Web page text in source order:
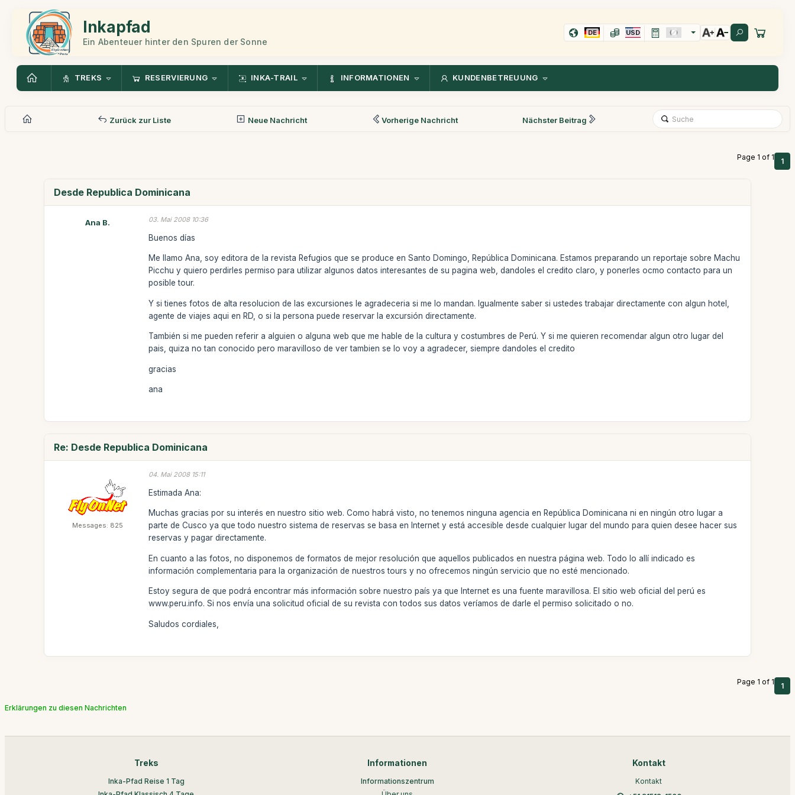
Inkapfad
Ein Abenteuer hinter den Spuren der Sonne
DE USD
TREKS RESERVIERUNG INKA-TRAIL INFORMATIONEN KUNDENBETREUUNG
Zurück zur Liste Neue Nachricht Vorherige Nachricht Nächster Beitrag
Page 1 of 1 1
Desde Republica Dominicana
Ana B. 03. Mai 2008 10:36
Buenos días
Me llamo Ana, soy editora de la revista Refugios que se produce en Santo Domingo, República Dominicana. Estamos preparando un reportaje sobre Machu
Picchu y quiero perdirles permiso para utilizar algunos datos interesantes de su pagina web, dandoles el credito claro, y ponerles ocmo contacto para un
posible tour.
Y si tienes fotos de alta resolucion de las excursiones le agradeceria si me lo mandan. Igualmente saber si ustedes trabajar directamente con algun hotel,
agente de viajes aqui en RD, o si la persona puede reservar la excursión directamente.
También si me pueden referir a alguien o alguna web que me hable de la cultura y costumbres de Perú. Y si me quieren recomendar algun otro lugar del
pais, quiza no tan conocido pero maravilloso de ver tambien se lo voy a agradecer, siempre dandoles el credito
gracias
ana
Re: Desde Republica Dominicana
Messages: 825
04. Mai 2008 15:11
Estimada Ana:
Muchas gracias por su interés en nuestro sitio web. Como habrá visto, no tenemos ninguna agencia en República Dominicana ni en ningún otro lugar a
parte de Cusco ya que todo nuestro sistema de reservas se basa en Internet y está accesible desde cualquier lugar del mundo para quien desee hacer sus
reservas y pagar directamente.
En cuanto a las fotos, no disponemos de formatos de mejor resolución que aquellos publicados en nuestra página web. Todo lo allí indicado es
información complementaria para la organización de nuestros tours y no ofrecemos ningún servicio que no esté mencionado.
Estoy segura de que podrá encontrar más información sobre nuestro país ya que Internet es una fuente maravillosa. El sitio web oficial del perú es
www.peru.info. Si nos envía una solicitud oficial de su revista con todos sus datos veríamos de darle el permiso solicitado o no.
Saludos cordiales,
Page 1 of 1 1
Erklärungen zu diesen Nachrichten
Treks
Inka-Pfad Reise 1 Tag
Informationen
Informationszentrum
Kontakt
Kontakt